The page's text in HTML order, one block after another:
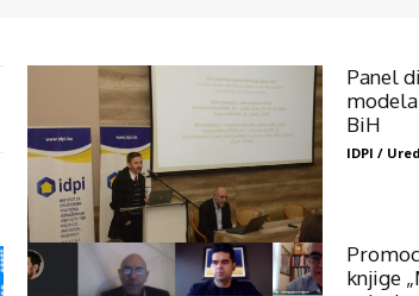
Panel
BiH
IDPI /
knjige